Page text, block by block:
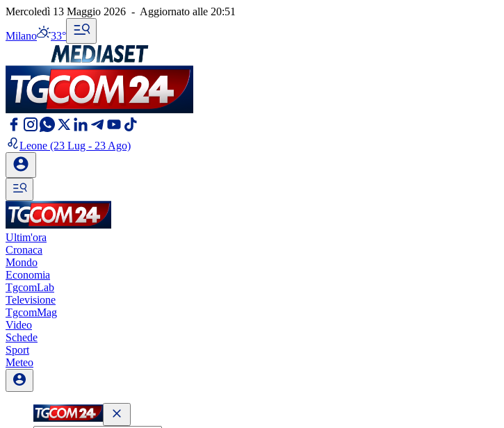
Mercoledì 13 Maggio 2026 - Aggiornato alle 20:51
Milano 33°
Leone (23 Lug - 23 Ago)
Ultim'ora
Cronaca
Mondo
Economia
TgcomLab
Televisione
TgcomMag
Video
Schede
Sport
Meteo